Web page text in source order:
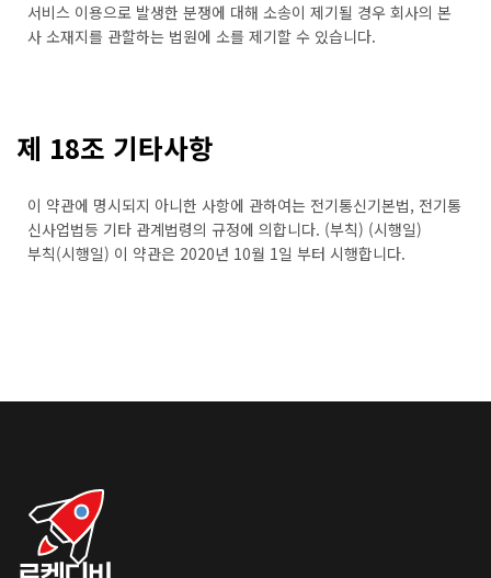
서비스 이용으로 발생한 분쟁에 대해 소송이 제기될 경우 회사의 본
사 소재지를 관할하는 법원에 소를 제기할 수 있습니다.
제 18조 기타사항
이 약관에 명시되지 아니한 사항에 관하여는 전기통신기본법, 전기통
신사업법등 기타 관계법령의 규정에 의합니다. (부칙) (시행일)
부칙(시행일) 이 약관은 2020년 10월 1일 부터 시행합니다.